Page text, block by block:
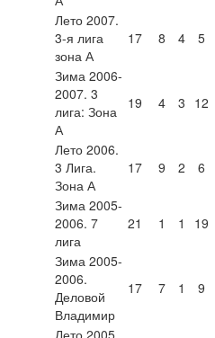
Лето 2007.
3-я лига
зона А
17 8 4 5
Зима 2006-
2007. 3
лига: Зона
А
19 4 3 12
Лето 2006.
3 Лига.
Зона А
17 9 2 6
Зима 2005-
2006. 7
лига
21 1 1 19
Зима 2005-
2006.
Деловой
Владимир
17 7 1 9
Лето 2005.